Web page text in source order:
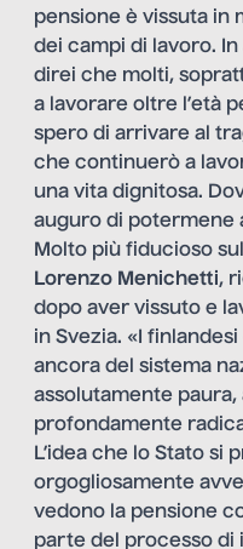
pensione è vissuta in
dei campi di lavoro.
direi che molti,
a lavorare oltre l’età
spero di arrivare al
che continuerò a
una vita dignitosa.
auguro di potermene
Molto più fiducioso
Lorenzo Menichetti,
dopo aver vissuto e
in Svezia. «I
ancora del sistema
assolutamente
profondamente
L’idea che lo Stato si
orgogliosamente
vedono la pensione
parte del processo di